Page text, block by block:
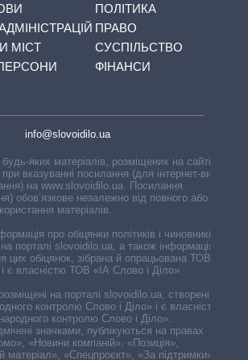
МІСТ
ПОЛІТИКА
ПРАВО
СУСПІЛЬСТВО
ФІНАНСИ
info@slovoidilo.ua
яких матеріалів, розміщених на сайті,
вказуванні посилання (для інтернет-видань
на www.slovoidilo.ua. Посилання
обов’язкове незалежно від повного або
матеріалів.
про обіцянки політиків і чиновників,
порталі slovoidilo.ua, а також інформація про
цих обіцянок, зібрана й опрацьована ТОВ «ІА
є власністю ТОВ «ІА Слово і Діло».
на порталі slovoidilo.ua, створені ГО
контролю Слово і Діло» і є власністю
контролю Слово і Діло».
значками, публікуються на правах
«Новини компаній», «Позиція»,
матеріал», «Спецпроєкт», «За підтримки».